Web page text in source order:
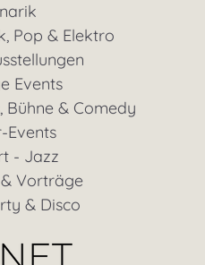
Pop & Elektro
Events
Bühne & Comedy
Events
- Jazz
Vorträge
& Disco